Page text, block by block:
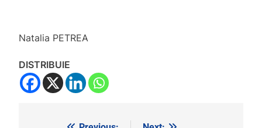
Natalia PETREA
DISTRIBUIE